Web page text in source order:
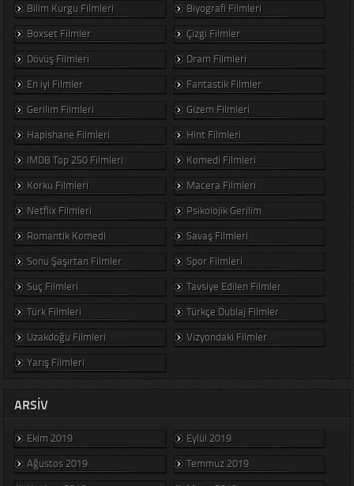
Bilim Kurgu Filmleri
Biyografi Filmleri
Boxset Filmler
Çizgi Filmler
Dövüş Filmleri
Dram Filmleri
En iyi Filmler
Fantastik Filmler
Gerilim Filmleri
Gizem Filmleri
Hapishane Filmleri
Hint Filmleri
IMDB Top 250 Filmleri
Komedi Filmleri
Korku Filmleri
Macera Filmleri
Netflix Filmleri
Psikolojik Gerilim
Romantik Komedi
Savaş Filmleri
Sonu Şaşırtan Filmler
Spor Filmleri
Suç Filmleri
Tavsiye Edilen Filmler
Türk Filmleri
Türkçe Dublaj Filmler
Uzakdoğu Filmleri
Vizyondaki Filmler
Yarış Filmleri
ARSIV
Ekim 2019
Eylül 2019
Ağustos 2019
Temmuz 2019